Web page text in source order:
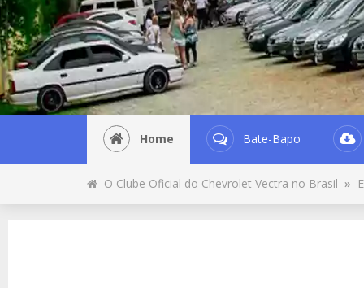
Home Bate-Bapo
O Clube Oficial do Chevrolet Vectra no Brasil »